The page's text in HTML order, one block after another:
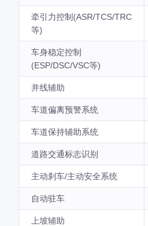
牵引力控制(ASR/TCS/TRC
等)
车身稳定控制
(ESP/DSC/VSC等)
并线辅助
车道偏离预警系统
车道保持辅助系统
道路交通标志识别
主动刹车/主动安全系统
自动驻车
上坡辅助